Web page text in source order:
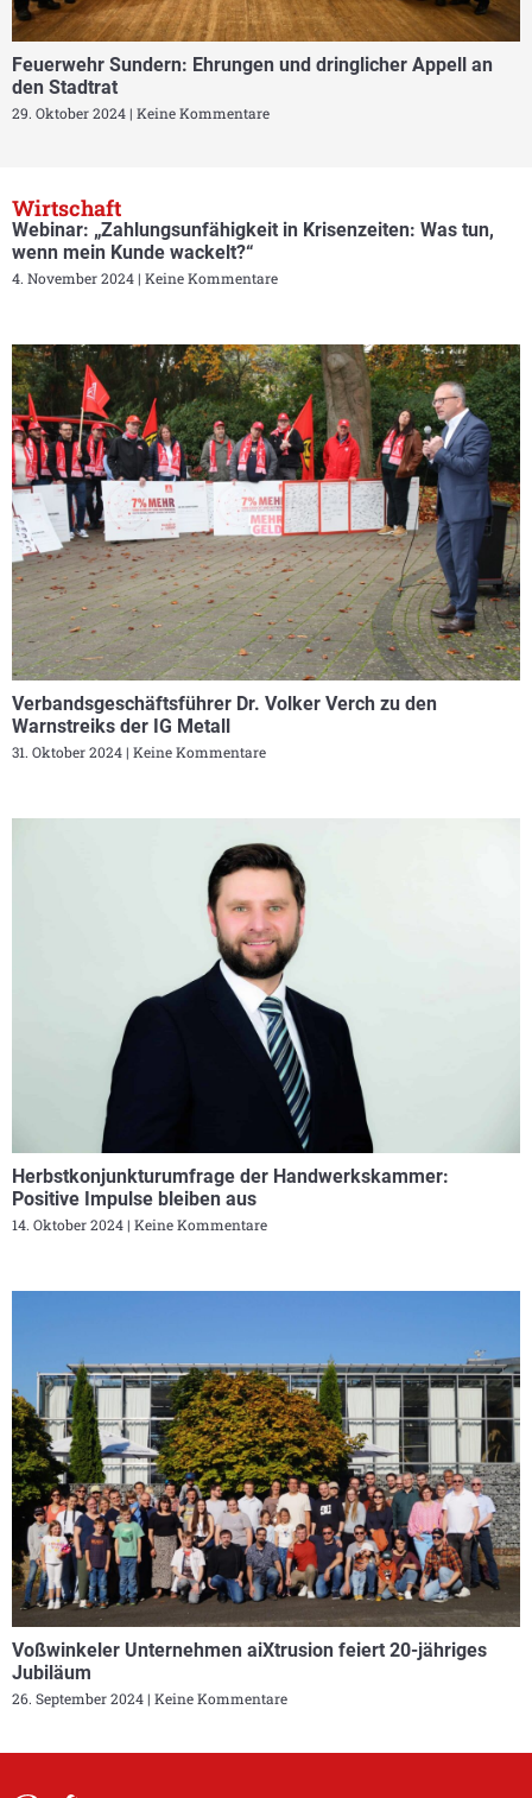
Feuerwehr Sundern: Ehrungen und dringlicher Appell an
den Stadtrat
29. Oktober 2024 Keine Kommentare
Wirtschaft
Webinar: „Zahlungsunfähigkeit in Krisenzeiten: Was tun,
wenn mein Kunde wackelt?“
4. November 2024 Keine Kommentare
Verbandsgeschäftsführer Dr. Volker Verch zu den
Warnstreiks der IG Metall
31. Oktober 2024 Keine Kommentare
Herbstkonjunkturumfrage der Handwerkskammer:
Positive Impulse bleiben aus
14. Oktober 2024 Keine Kommentare
Voßwinkeler Unternehmen aiXtrusion feiert 20-jähriges
Jubiläum
26. September 2024 Keine Kommentare